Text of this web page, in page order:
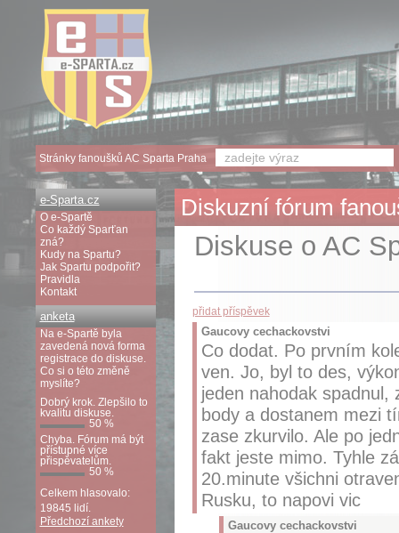
Diskuzní fórum
Diskuse o AC
přidat příspěvek
Gaucovy cechackovstvi
Co dodat. Po prvním
ven. Jo, byl to des,
jeden nahodak
body a dostanem mezi
zase zkurvilo. Ale po
fakt jeste mimo. Tyhle
20.minute všichni
Rusku, to napovi vic
Gaucovy cechackovstvi
e-Sparta.cz
O e-Spartě
Co každý Sparťan
zná?
Kudy na Spartu?
Jak Spartu podpořit?
Pravidla
Kontakt
anketa
Na e-Spartě byla
zavedená nová forma
registrace do diskuse.
Co si o této změně
myslíte?
Dobrý krok. Zlepšilo to
kvalitu diskuse.
50 %
Chyba. Fórum má být
přístupné více
přispěvatelům.
50 %
Celkem hlasovalo:
19845 lidí.
Předchozí ankety
Stránky fanoušků AC Sparta Praha